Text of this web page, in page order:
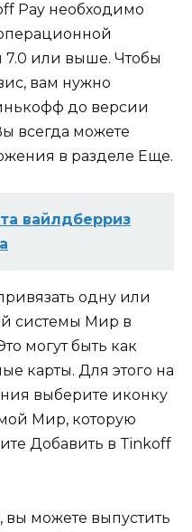
Pay необходимо
7.0 или выше. Чтобы
вам нужно
до версии
всегда можете
в разделе Еще.
вайлдберриз
одну или
системы Мир в
могут быть как
карты. Для этого на
выберите иконку
Мир, которую
Добавить в Tinkoff
вы можете выпустить